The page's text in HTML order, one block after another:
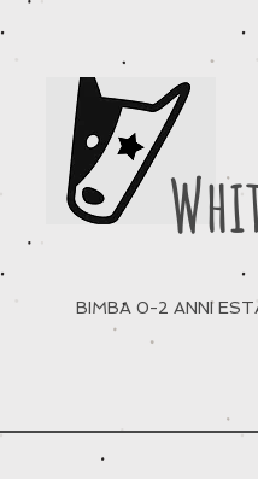
BIMBA 0-2 ANNI